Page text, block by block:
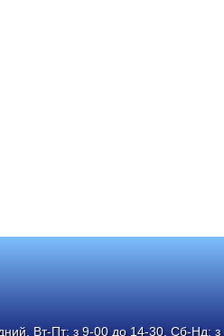
Вт-Пт: з 9-00 до 14-30, Сб-Нд: